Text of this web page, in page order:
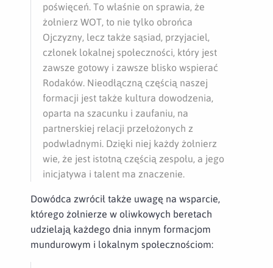
poświęceń. To właśnie on sprawia, że
żołnierz WOT, to nie tylko obrońca
Ojczyzny, lecz także sąsiad, przyjaciel,
członek lokalnej społeczności, który jest
zawsze gotowy i zawsze blisko wspierać
Rodaków. Nieodłączną częścią naszej
formacji jest także kultura dowodzenia,
oparta na szacunku i zaufaniu, na
partnerskiej relacji przełożonych z
podwładnymi. Dzięki niej każdy żołnierz
wie, że jest istotną częścią zespołu, a jego
inicjatywa i talent ma znaczenie.
Dowódca zwrócił także uwagę na wsparcie,
którego żołnierze w oliwkowych beretach
udzielają każdego dnia innym formacjom
mundurowym i lokalnym społecznościom: